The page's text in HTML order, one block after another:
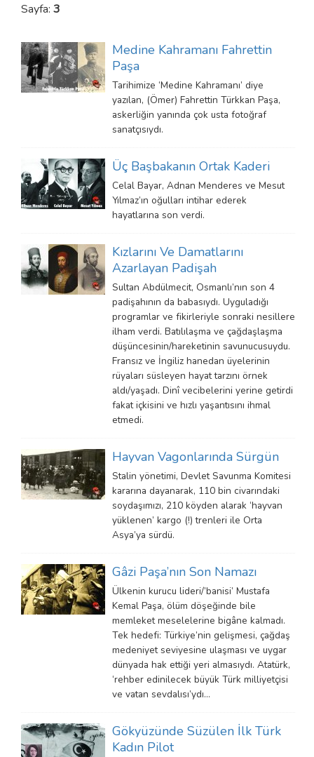
Sayfa: 3
Medine Kahramanı Fahrettin
Paşa
Tarihimize ‘Medine Kahramanı’ diye
yazılan, (Ömer) Fahrettin Türkkan Paşa,
askerliğin yanında çok usta fotoğraf
sanatçısıydı.
Üç Başbakanın Ortak Kaderi
Celal Bayar, Adnan Menderes ve Mesut
Yılmaz’ın oğulları intihar ederek
hayatlarına son verdi.
Kızlarını Ve Damatlarını
Azarlayan Padişah
Sultan Abdülmecit, Osmanlı’nın son 4
padişahının da babasıydı. Uyguladığı
programlar ve fikirleriyle sonraki nesillere
ilham verdi. Batılılaşma ve çağdaşlaşma
düşüncesinin/hareketinin savunucusuydu.
Fransız ve İngiliz hanedan üyelerinin
rüyaları süsleyen hayat tarzını örnek
aldı/yaşadı. Dinî vecibelerini yerine getirdi
fakat içkisini ve hızlı yaşantısını ihmal
etmedi.
Hayvan Vagonlarında Sürgün
Stalin yönetimi, Devlet Savunma Komitesi
kararına dayanarak, 110 bin civarındaki
soydaşımızı, 210 köyden alarak ‘hayvan
yüklenen’ kargo (!) trenleri ile Orta
Asya’ya sürdü.
Gâzi Paşa’nın Son Namazı
Ülkenin kurucu lideri/’banisi’ Mustafa
Kemal Paşa, ölüm döşeğinde bile
memleket meselelerine bigâne kalmadı.
Tek hedefi: Türkiye’nin gelişmesi, çağdaş
medeniyet seviyesine ulaşması ve uygar
dünyada hak ettiği yeri almasıydı. Atatürk,
‘rehber edinilecek büyük Türk milliyetçisi
ve vatan sevdalısı’ydı…
Gökyüzünde Süzülen İlk Türk
Kadın Pilot